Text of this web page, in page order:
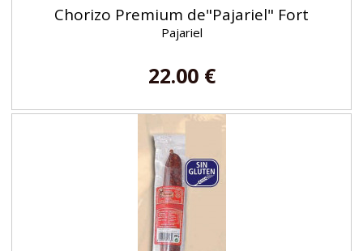
Chorizo Premium de"Pajariel" Fort
Pajariel
22.00 €